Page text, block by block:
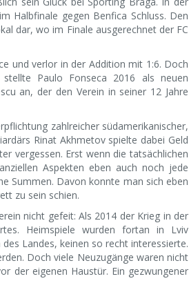
Halbfinale gegen Benfica Schluss. Den
dar, wo im Finale ausgerechnet der FC
und verlor in der Addition mit 1:6. Doch
Paulo Fonseca 2016 als neuen
an, der den Verein in seiner 12 Jahre
zahlreicher südamerikanischer,
Rinat Akhmetov spielte dabei Geld
vergessen. Erst wenn die tatsächlichen
Aspekten eben auch noch jede
Summen. Davon konnte man sich eben
zu sein schien.
nicht gefeit: Als 2014 der Krieg in der
Heimspiele wurden fortan in Lviv
Landes, keinen so recht interessierte.
Doch viele Neuzugänge waren nicht
der eigenen Haustür. Ein gezwungener